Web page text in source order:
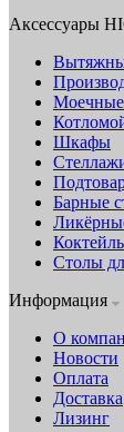
Аксессуары
Шкафы
Барные
Столы
Информация
О
Новости
Оплата
Доставка
Лизинг